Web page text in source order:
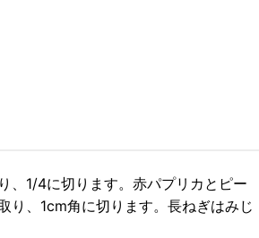
、1/4に切ります。赤パプリカとピー
り、1cm角に切ります。長ねぎはみじ